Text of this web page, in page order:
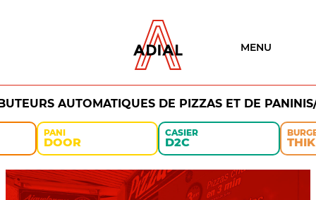
MENU
AUTOMATIQUES DE PIZZAS ET DE
PANI
DOOR
CASIER
D2C THIK